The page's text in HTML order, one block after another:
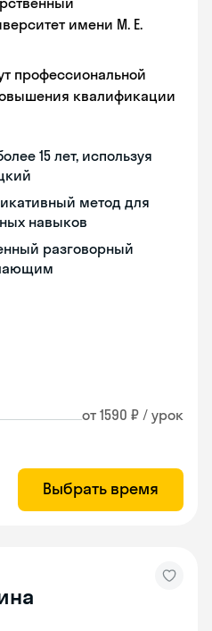
имени М. Е.
профессиональной
квалификации
15 лет, используя
метод для
навыков
разговорный
от 1590 ₽ / урок
Выбрать время